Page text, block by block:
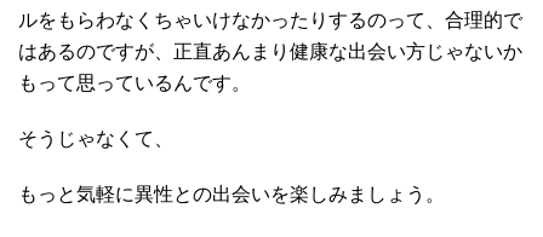
ルをもらわなくちゃいけなかったりするのって、合理的で
はあるのですが、正直あんまり健康な出会い方じゃないか
もって思っているんです。
そうじゃなくて、
もっと気軽に異性との出会いを楽しみましょう。